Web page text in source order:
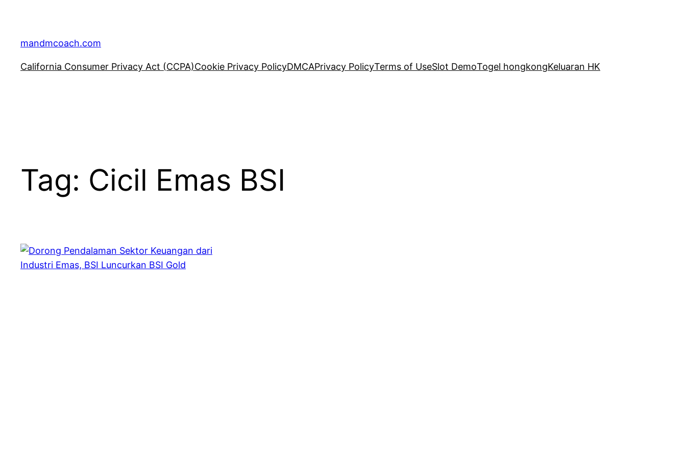
content
mandmcoach.com
California Consumer Privacy Act (CCPA)Cookie Privacy PolicyDMCAPrivacy PolicyTerms of UseSlot DemoTogel hongkongKeluaran HK
Tag: Cicil Emas BSI